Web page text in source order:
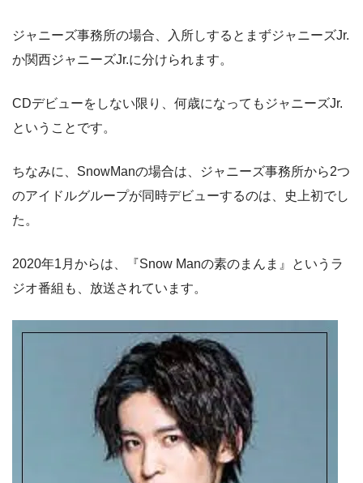
ジャニーズ事務所の場合、入所しするとまずジャニーズJr.
か関西ジャニーズJr.に分けられます。
CDデビューをしない限り、何歳になってもジャニーズJr.
ということです。
ちなみに、SnowManの場合は、ジャニーズ事務所から2つ
のアイドルグループが同時デビューするのは、史上初でし
た。
2020年1月からは、『Snow Manの素のまんま』というラ
ジオ番組も、放送されています。